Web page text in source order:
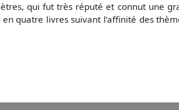
qui fut très réputé et connut une
quatre livres suivant l’affinité des